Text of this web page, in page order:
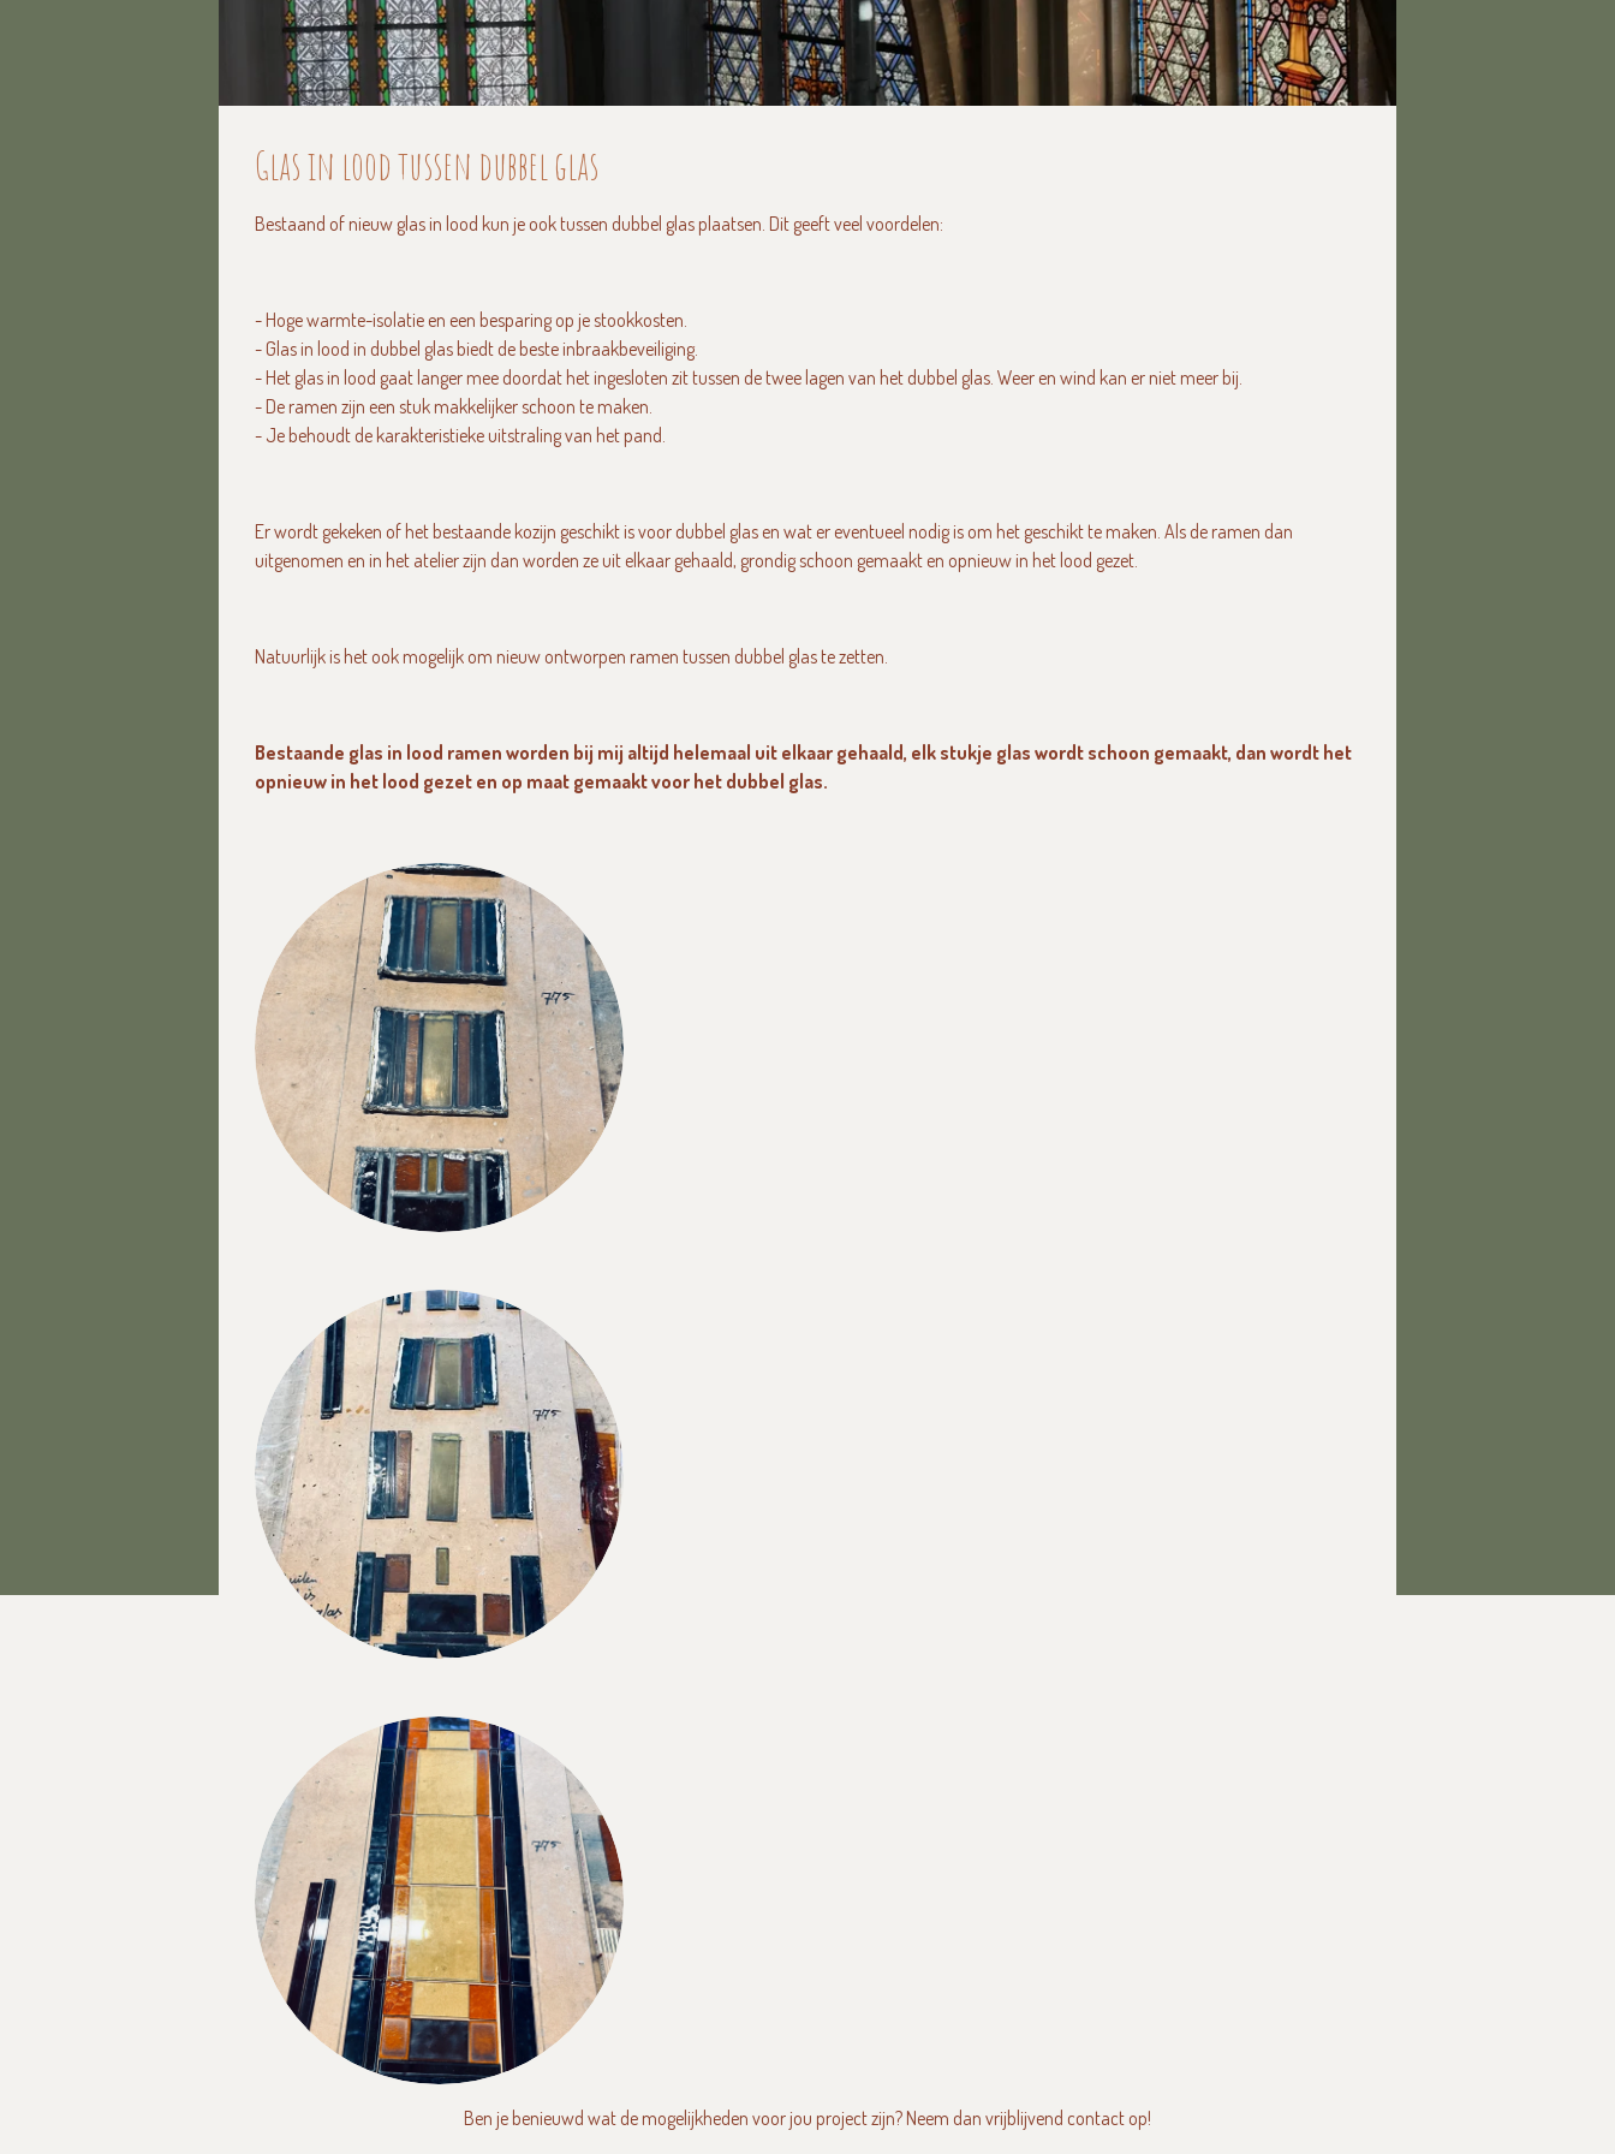
Glas in lood tussen dubbel glas
Bestaand of nieuw glas in lood kun je ook tussen dubbel glas plaatsen. Dit geeft veel voordelen:
- Hoge warmte-isolatie en een besparing op je stookkosten.
- Glas in lood in dubbel glas biedt de beste inbraakbeveiliging.
- Het glas in lood gaat langer mee doordat het ingesloten zit tussen de twee lagen van het dubbel glas. Weer en wind kan er niet meer bij.
- De ramen zijn een stuk makkelijker schoon te maken.
- Je behoudt de karakteristieke uitstraling van het pand.
Er wordt gekeken of het bestaande kozijn geschikt is voor dubbel glas en wat er eventueel nodig is om het geschikt te maken. Als de ramen dan
uitgenomen en in het atelier zijn dan worden ze uit elkaar gehaald, grondig schoon gemaakt en opnieuw in het lood gezet.
Natuurlijk is het ook mogelijk om nieuw ontworpen ramen tussen dubbel glas te zetten.
Bestaande glas in lood ramen worden bij mij altijd helemaal uit elkaar gehaald, elk stukje glas wordt schoon gemaakt, dan wordt het
opnieuw in het lood gezet en op maat gemaakt voor het dubbel glas.
Ben je benieuwd wat de mogelijkheden voor jou project zijn? Neem dan vrijblijvend contact op!